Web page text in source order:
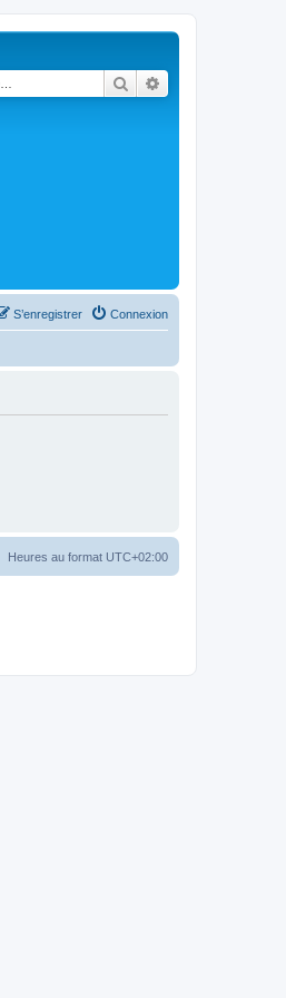
Rechercher
Connexion
S’enregistrer
Heures au format UTC+02:00